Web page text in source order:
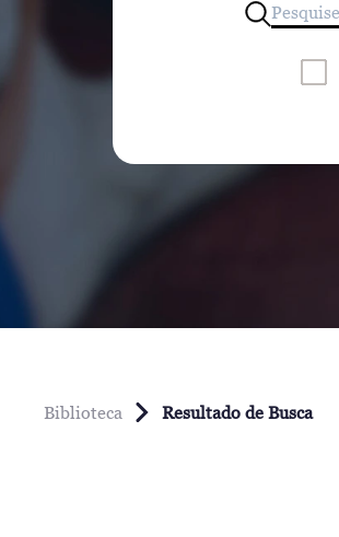
Biblioteca Resultado de Busca